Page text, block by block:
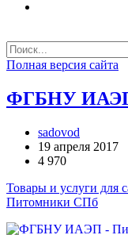
Полная версия сайта
ФГБНУ
sadovod
19 апреля 2017
4 970
Товары и услуги для
Питомники СПб